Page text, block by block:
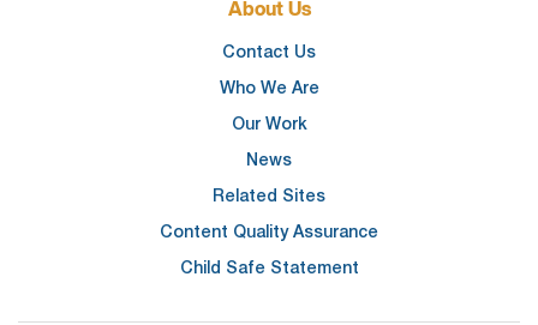
About Us
Contact Us
Who We Are
Our Work
News
Related Sites
Content Quality Assurance
Child Safe Statement